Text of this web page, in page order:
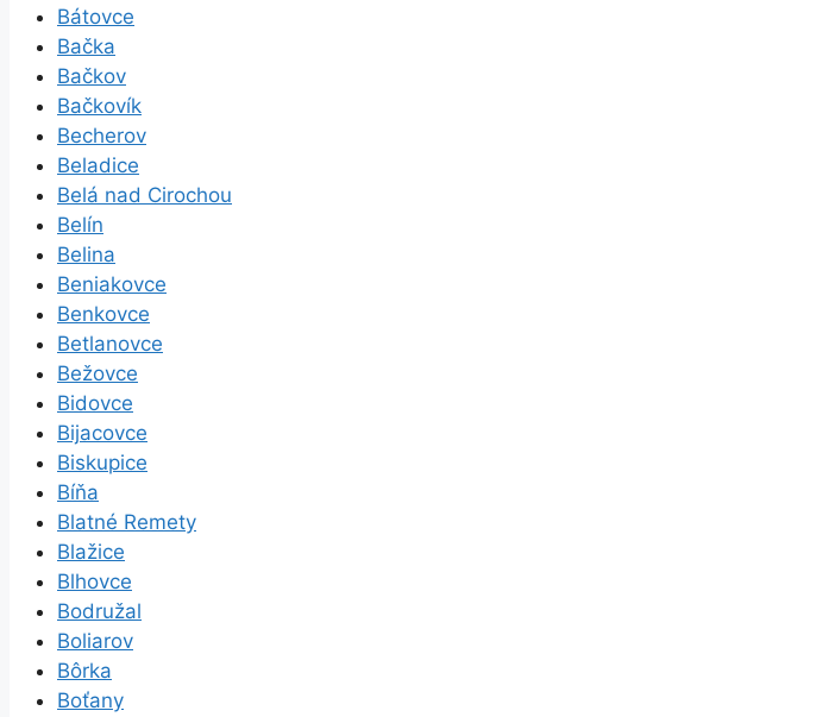
Bátovce
Bačka
Bačkov
Bačkovík
Becherov
Beladice
Belá nad Cirochou
Belín
Belina
Beniakovce
Benkovce
Betlanovce
Bežovce
Bidovce
Bijacovce
Biskupice
Bíňa
Blatné Remety
Blažice
Blhovce
Bodružal
Boliarov
Bôrka
Boťany